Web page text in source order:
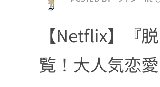
【Netflix】『
覧！大人気恋